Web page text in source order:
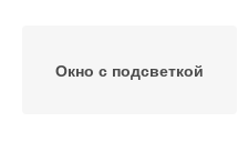
Окно с подсветкой